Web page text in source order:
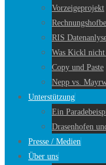
Vorzeigeprojekt
RIS
Was Kickl
Copy und Paste
Nepp vs.
Unterstützung
Ein
Drasenhofen
Presse / Medien
Über uns